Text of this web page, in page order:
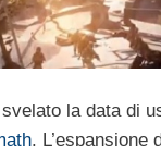
la data di
. L’espansione